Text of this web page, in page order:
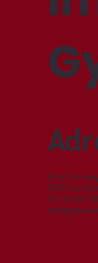
Alter
29331
Tel. 05145